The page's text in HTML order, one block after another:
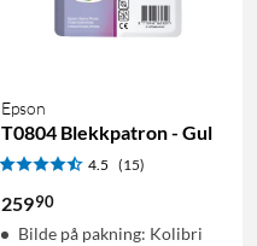
Epson
T0804 Blekkpatron - Gul
4.5 (15)
25990
Bilde på pakning: Kolibri